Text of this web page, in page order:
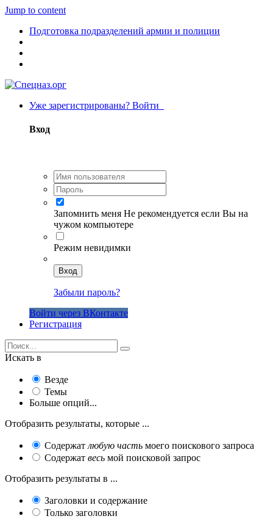
Jump to content
Подготовка подразделений армии и полиции
Уже зарегистрированы? Войти
Вход
Запомнить меня Не рекомендуется если Вы на
чужом компьютере
Режим невидимки
Вход
Забыли пароль?
Войти через ВКонтакте
Регистрация
Искать в
Везде
Темы
Больше опций...
Отобразить результаты, которые ...
Содержат любую часть моего поискового запроса
Содержат весь мой поисковой запрос
Отобразить результаты в ...
Заголовки и содержание
Только заголовки